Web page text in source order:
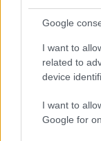
Google
I want to
related to
device
I want to
Google for